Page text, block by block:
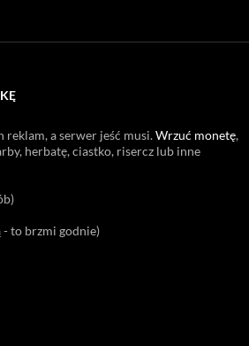
a serwer jeść musi.Wrzuć monetę,
herbatę, ciastko, risercz lub inne
- to brzmi godnie)